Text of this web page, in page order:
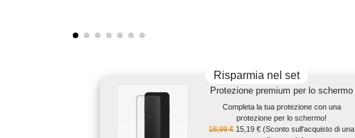
Risparmia nel set
Protezione premium per lo schermo
Completa la tua protezione con una
protezione per lo schermo!
18,99 € 15,19 € (Sconto sull'acquisto di una